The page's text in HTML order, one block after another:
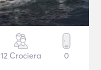
12 Crociera 0